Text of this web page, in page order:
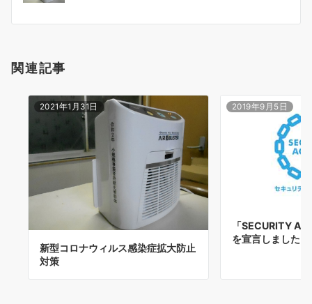
ゲ
関連記事
2021年1月31日
新型コロナウィルス感染症拡大防止
対策
2019年9月5日
「SECURITY
を宣言しました